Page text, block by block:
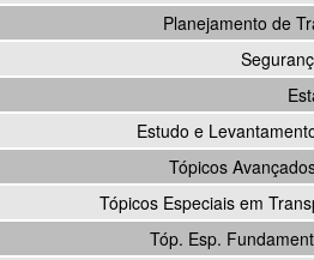
Planejamento de
Estudo e
Tópicos
Tópicos Especiais em
Tóp. Esp.